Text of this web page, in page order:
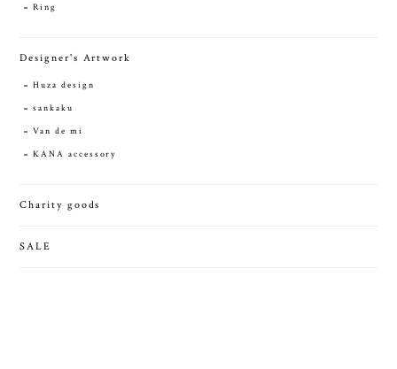
Ring
Designer's Artwork
Huza design
sankaku
Van de mi
KANA accessory
Charity goods
SALE